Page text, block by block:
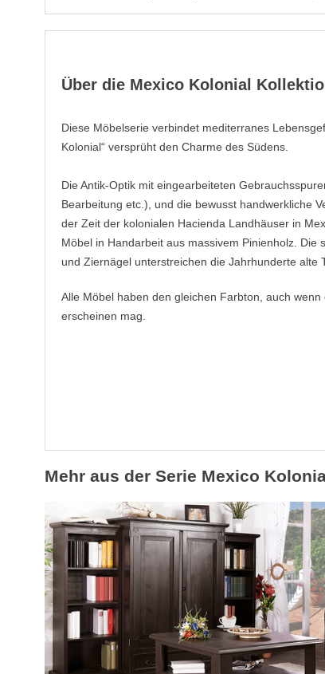
Über die Mexico Kolonial
Diese Möbelserie verbindet mediterranes
Kolonial“ versprüht den Charme des Südens.
Die Antik-Optik mit eingearbeiteten
Bearbeitung etc.), und die bewusst handwerkliche
der Zeit der kolonialen Hacienda Landhäuser in
Möbel in Handarbeit aus massivem Pinienholz. Die
und Ziernägel unterstreichen die Jahrhunderte alte
Alle Möbel haben den gleichen Farbton, auch
erscheinen mag.
Mehr aus der Serie Mexico